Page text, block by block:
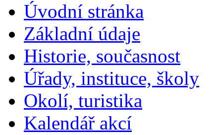
Úvodní stránka
Základní údaje
Historie, současnost
Úřady, instituce, školy
Okolí, turistika
Kalendář akcí